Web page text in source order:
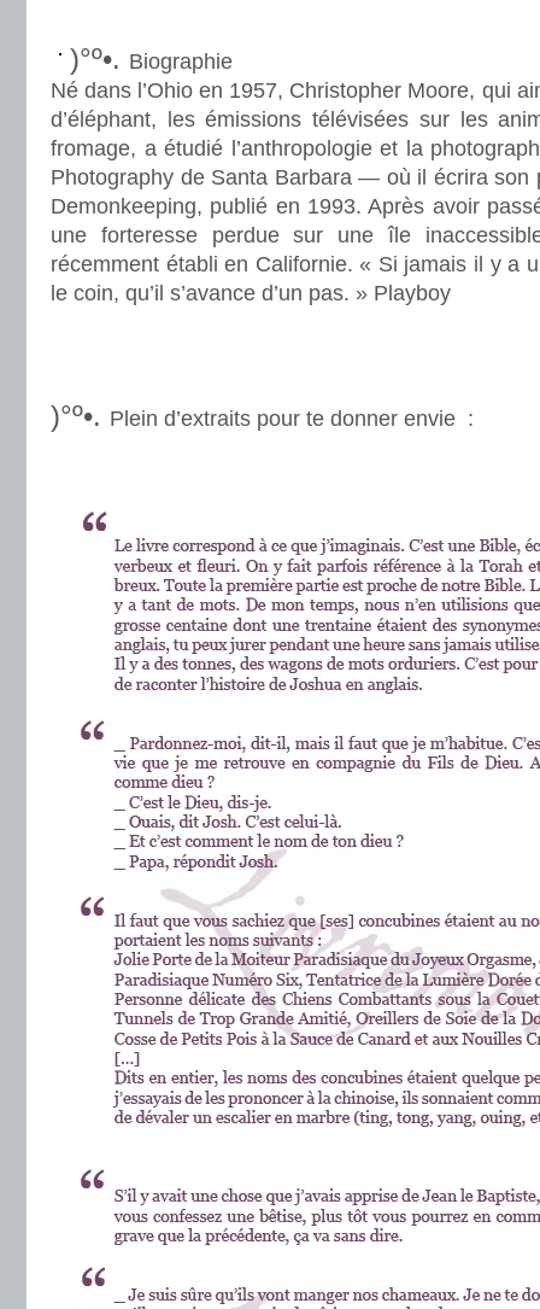
)°º•. Biographie
Né dans l’Ohio en 1957, Christopher Moore, qui
d’éléphant, les émissions télévisées sur les
fromage, a étudié l’anthropologie et la
Photography de Santa Barbara — où il écrira son
Demonkeeping, publié en 1993. Après avoir
une forteresse perdue sur une île
récemment établi en Californie. « Si jamais il y a
le coin, qu’il s’avance d’un pas. » Playboy
)°º•. Plein d’extraits pour te donner envie :